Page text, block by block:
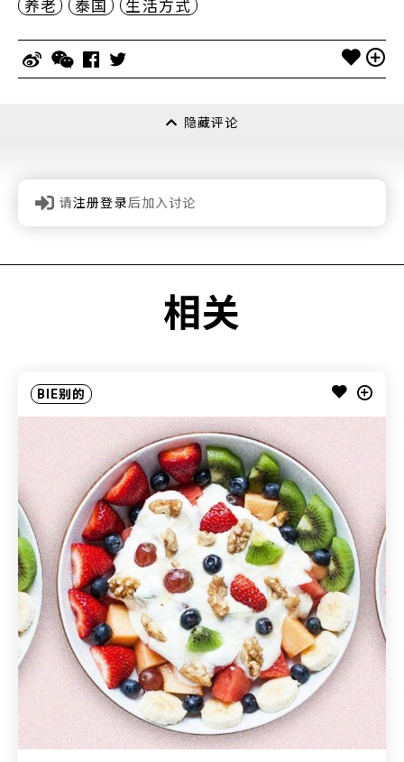
养老 泰国 生活方式
隐藏评论
请注册登录后加入讨论
相关
BIE别的